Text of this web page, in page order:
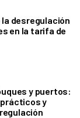
desregulación
en la tarifa de
y puertos:
prácticos y